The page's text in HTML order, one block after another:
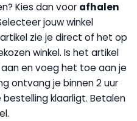
Kies dan voor afhalen
jouw winkel
zie je direct of het op
winkel. Is het artikel
en voeg het toe aan je
ontvang je binnen 2 uur
klaarligt. Betalen